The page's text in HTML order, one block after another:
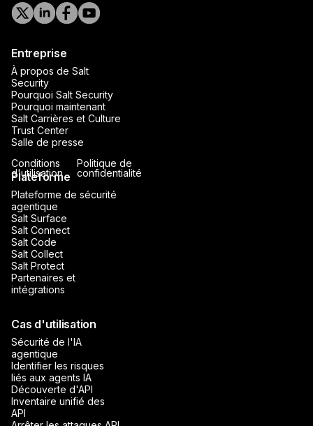
Entreprise
À propos de Salt
Security
Pourquoi Salt Security
Pourquoi maintenant
Salt Carrières et Culture
Trust Center
Salle de presse
Plateforme
Plateforme de sécurité
agentique
Salt Surface
Salt Connect
Salt Code
Salt Collect
Salt Protect
Partenaires et
intégrations
Cas d'utilisation
Sécurité de l'IA
agentique
Identifier les risques
liés aux agents IA
Découverte d'API
Inventaire unifié des
API
Conditions
d'utilisation
Politique de
confidentialité